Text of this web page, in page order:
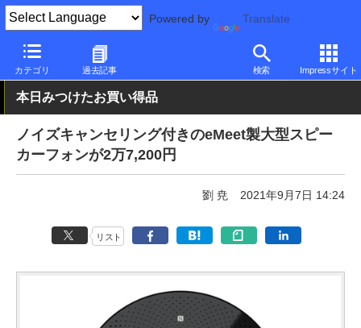
Powered by Translate
カテゴリ 過去記事 検索 Impressサイト
PC Watch 半導体/周辺機器 その他
本日みつけたお買い得品
ノイズキャンセリング付きのeMeet製大型スピー
カーフォンが2万7,200円
劉 尭 2021年9月7日 14:24
リスト